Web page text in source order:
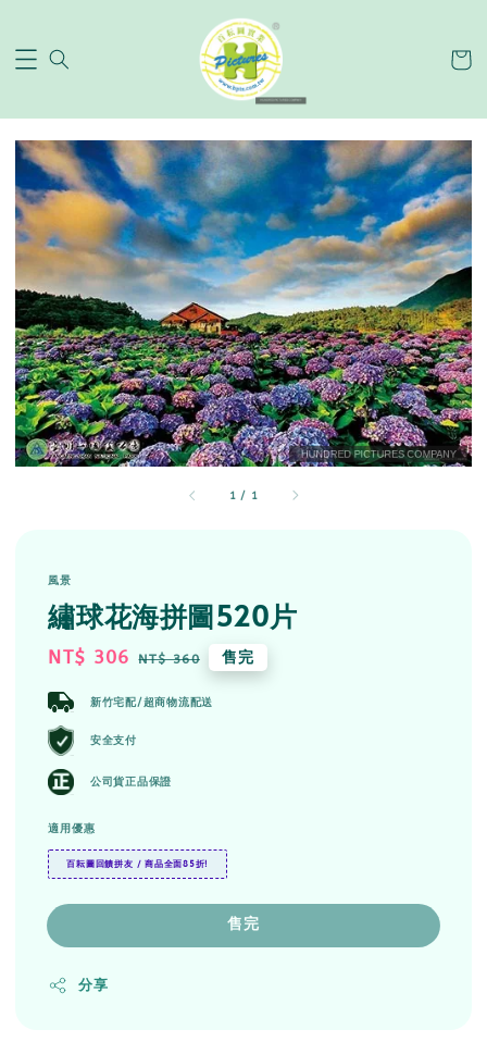
1 / 1
風景
繡球花海拼圖520片
Sale
NT$ 306 Regular
NT$ 360 售完
新竹宅配/超商物流配送
安全支付
公司貨正品保證
適用優惠
百耘圖回饋拼友 / 商品全面85折!
售完
分享